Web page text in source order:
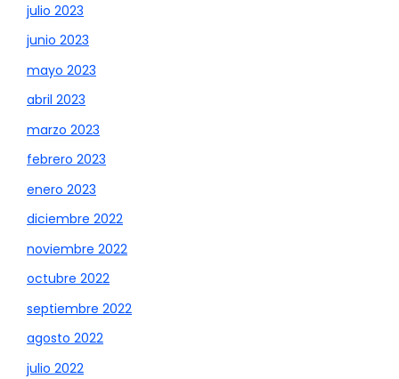
julio 2023
junio 2023
mayo 2023
abril 2023
marzo 2023
febrero 2023
enero 2023
diciembre 2022
noviembre 2022
octubre 2022
septiembre 2022
agosto 2022
julio 2022